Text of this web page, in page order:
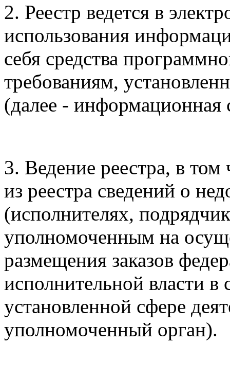
2. Реестр ведется в
использования
себя средства
требованиям,
(далее - информационная
3. Ведение реестра, в
из реестра сведений о
(исполнителях,
уполномоченным на
размещения заказов
исполнительной власти
установленной сфере
уполномоченный орган).